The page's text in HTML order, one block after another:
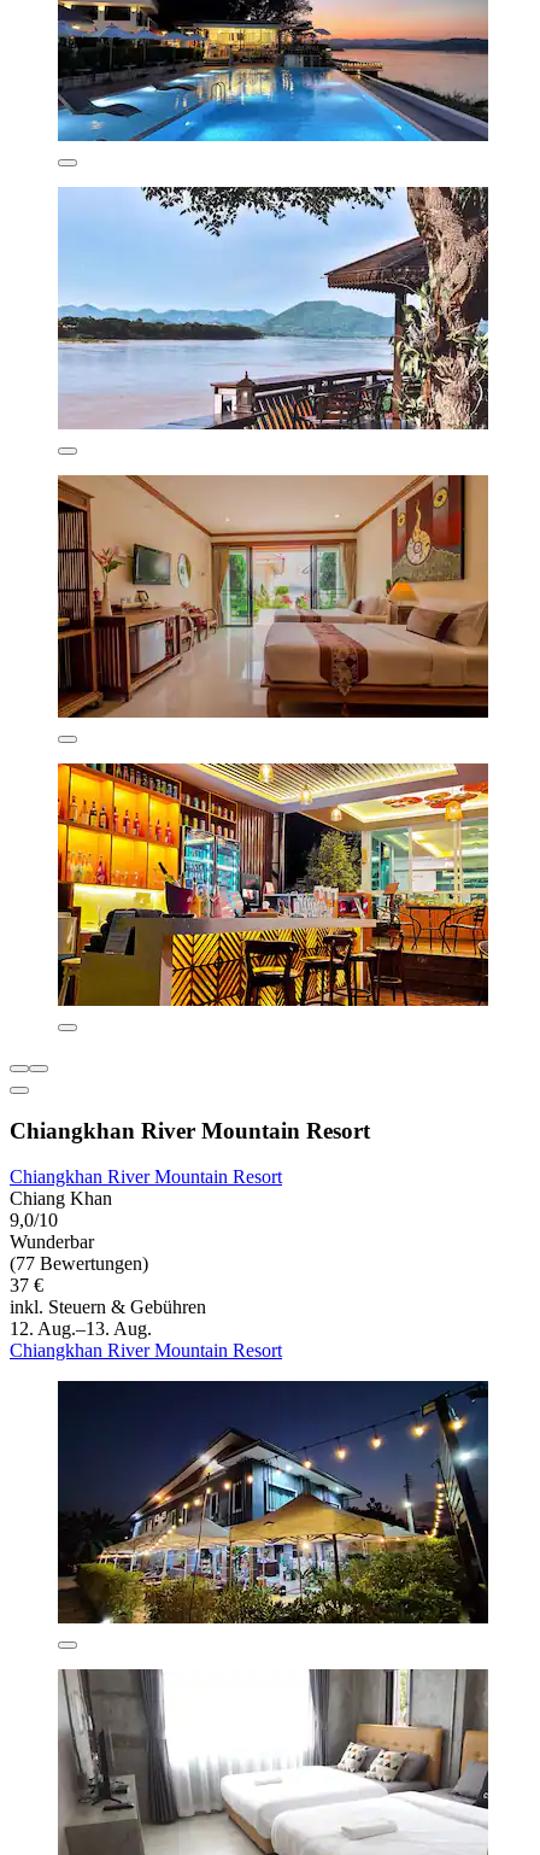
Chiangkhan River Mountain Resort
Chiangkhan River Mountain Resort
Chiang Khan
9,0/10
Wunderbar
(77 Bewertungen)
37 €
inkl. Steuern & Gebühren
12. Aug.–13. Aug.
Chiangkhan River Mountain Resort